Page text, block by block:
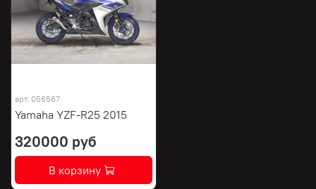
арт. 056567
Yamaha YZF-R25 2015
320000 руб
В корзину